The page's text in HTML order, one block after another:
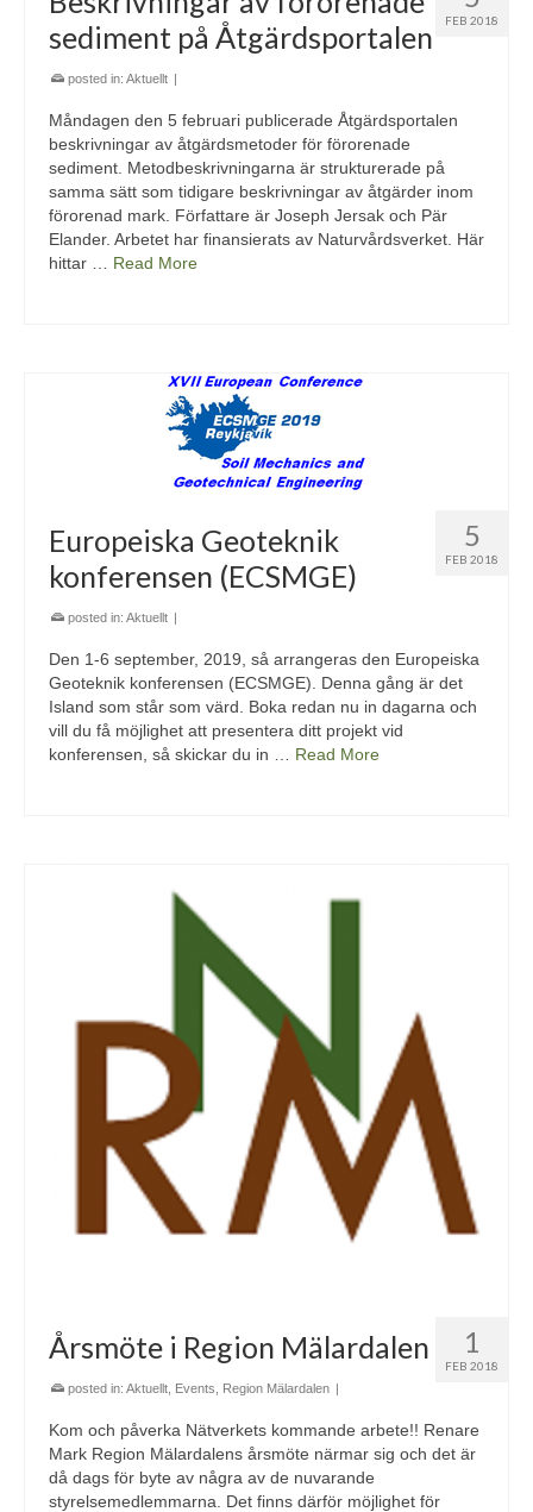
FEB 2018
sediment på Åtgärdsportalen
posted in: Aktuellt |
Måndagen den 5 februari publicerade Åtgärdsportalen
beskrivningar av åtgärdsmetoder för förorenade
sediment. Metodbeskrivningarna är strukturerade på
samma sätt som tidigare beskrivningar av åtgärder inom
förorenad mark. Författare är Joseph Jersak och Pär
Elander. Arbetet har finansierats av Naturvårdsverket. Här
hittar … Read More
5
FEB 2018
Europeiska Geoteknik
konferensen (ECSMGE)
posted in: Aktuellt |
Den 1-6 september, 2019, så arrangeras den Europeiska
Geoteknik konferensen (ECSMGE). Denna gång är det
Island som står som värd. Boka redan nu in dagarna och
vill du få möjlighet att presentera ditt projekt vid
konferensen, så skickar du in … Read More
1
FEB 2018
Årsmöte i Region Mälardalen
posted in: Aktuellt Events Region Mälardalen |
Kom och påverka Nätverkets kommande arbete!! Renare
Mark Region Mälardalens årsmöte närmar sig och det är
då dags för byte av några av de nuvarande
styrelsemedlemmarna. Det finns därför möjlighet för